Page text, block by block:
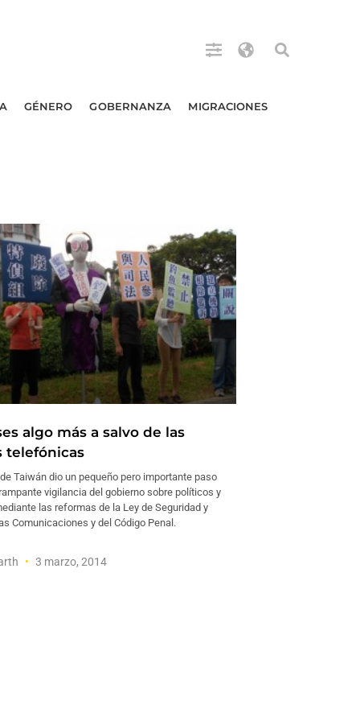
GÉNERO GOBERNANZA MIGRACIONES
algo más a salvo de las
telefónicas
Taiwán dio un pequeño pero importante paso
vigilancia del gobierno sobre políticos y
las reformas de la Ley de Seguridad y
Comunicaciones y del Código Penal.
3 marzo, 2014